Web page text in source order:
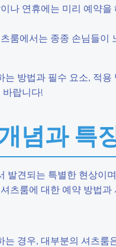
나 연휴에는 미리 예약
룸에서는 종종 손님들
방법과 필수 요소, 적
랍니다!
념과 특
발견되는 특별한 현상이
츠룸에 대한 예약 방법
는 경우, 대부분의 셔츠